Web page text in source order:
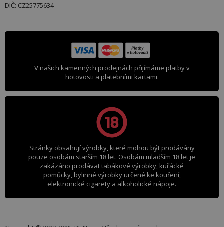
DIČ: CZ25775634
V našich kamenných prodejnách přijímáme platby v
hotovosti a platebními kartami.
Stránky obsahují výrobky, které mohou být prodávány
pouze osobám starším 18 let. Osobám mladším 18 let je
zakázáno prodávat tabákové výrobky, kuřácké
pomůcky, bylinné výrobky určené ke kouření,
elektronické cigarety a alkoholické nápoje.